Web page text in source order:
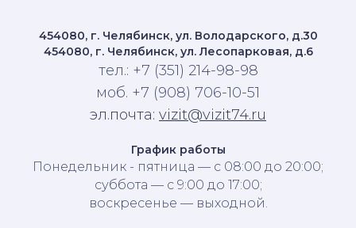
454080, г. Челябинск, ул. Володарского, д.30
454080, г. Челябинск, ул. Лесопарковая, д.6
тел.: +7 (351) 214-98-98
моб. +7 (908) 706-10-51
эл.почта: vizit@vizit74.ru
График работы
Понедельник - пятница — с 08:00 до 20:00;
суббота — с 9:00 до 17:00;
воскресенье — выходной.